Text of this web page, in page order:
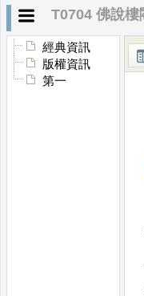
經典資訊
版權資訊
第一